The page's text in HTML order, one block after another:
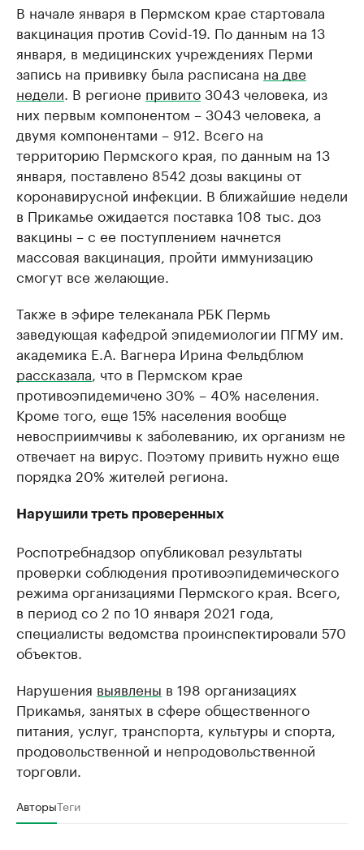
В начале января в Пермском крае стартовала
вакцинация против Covid-19. По данным на 13
января, в медицинских учреждениях Перми
запись на прививку была расписана на две
недели . В регионе привито3043 человека, из
них первым компонентом – 3043 человека, а
двумя компонентами – 912. Всего на
территорию Пермского края, по данным на 13
января, поставлено 8542 дозы вакцины от
коронавирусной инфекции. В ближайшие недели
в Прикамье ожидается поставка 108 тыс. доз
вакцины – с ее поступлением начнется
массовая вакцинация, пройти иммунизацию
смогут все желающие.
Также в эфире телеканала РБК Пермь
заведующая кафедрой эпидемиологии ПГМУ им.
академика Е.А. Вагнера Ирина Фельдблюм
рассказала , что в Пермском крае
противоэпидемичено 30% – 40% населения.
Кроме того, еще 15% населения вообще
невосприимчивы к заболеванию, их организм не
отвечает на вирус. Поэтому привить нужно еще
порядка 20% жителей региона.
Нарушили треть проверенных
Роспотребнадзор опубликовал результаты
проверки соблюдения противоэпидемического
режима организациями Пермского края. Всего,
в период со 2 по 10 января 2021 года,
специалисты ведомства проинспектировали 570
объектов.
Нарушения выявлены в 198 организациях
Прикамья, занятых в сфере общественного
питания, услуг, транспорта, культуры и спорта,
продовольственной и непродовольственной
торговли.
АвторыТеги